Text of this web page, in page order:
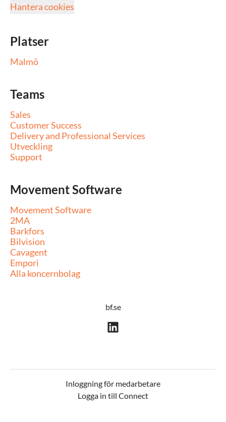
Hantera cookies
Platser
Malmö
Teams
Sales
Customer Success
Delivery and Professional Services
Utveckling
Support
Movement Software
Movement Software
2MA
Barkfors
Bilvision
Cavagent
Empori
Alla koncernbolag
bf.se
Inloggning för medarbetare
Logga in till Connect